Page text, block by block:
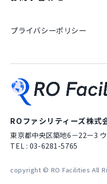
プライバシーポリシー
ROファシリティーズ株式
東京都中央区築地6－22ー3
TEL : 03-6281-5765
copyright © RO Facilities All